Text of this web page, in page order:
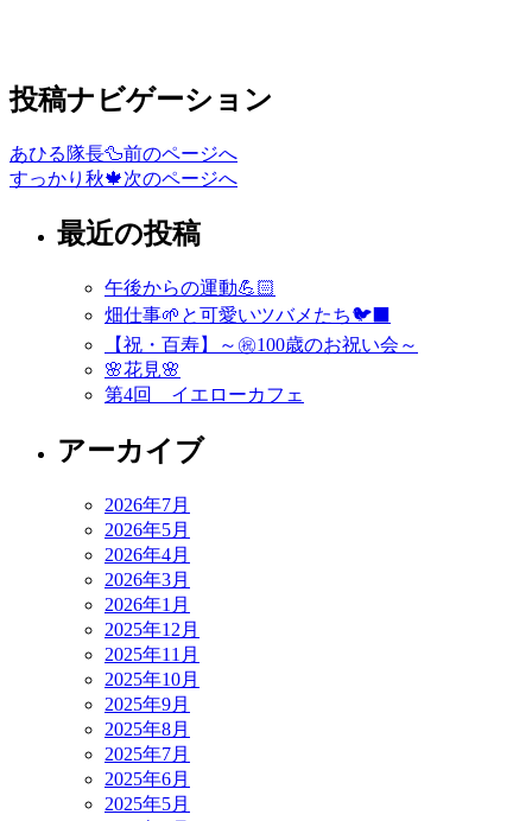
投稿ナビゲーション
あひる隊長🦆前のページへ
すっかり秋🍁次のページへ
最近の投稿
午後からの運動💪🏻
畑仕事🌱と可愛いツバメたち🐦‍⬛
【祝・百寿】～㊗️100歳のお祝い会～
🌸花見🌸
第4回 イエローカフェ
アーカイブ
2026年7月
2026年5月
2026年4月
2026年3月
2026年1月
2025年12月
2025年11月
2025年10月
2025年9月
2025年8月
2025年7月
2025年6月
2025年5月